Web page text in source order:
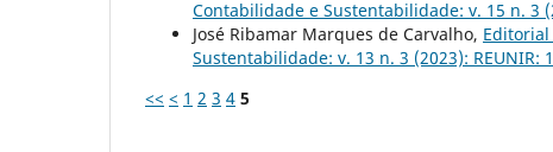
Contabilidade e Sustentabilidade: v. 15 n. 3
José Ribamar Marques de Carvalho, Editorial
Sustentabilidade: v. 13 n. 3 (2023): REUNIR:
<< < 1 2 3 4 5